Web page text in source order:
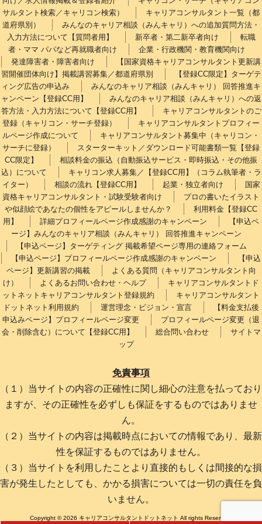
サルタント検索／キャリコン検索）
キャリアコンサルタント一覧（都
道府県別）
みんなのキャリア相談（みんキャリ）への追加質問方法・
入力方法について【質問者用】
新卒者・第二新卒者向け
転職
者・ママ パパなど再就職者向け
企業・行政機関・教育機関向け
発達障害者・障害者向け
【国家資格キャリアコンサルタント更新講
習開催団体向け】掲載講習募集／都道府県別
【登録CC限定】ターゲテ
ィング広告の申込み
みんなのキャリア相談（みんキャリ） 回答推進キ
ャンペーン【登録CC用】
みんなのキャリア相談（みんキャリ）への返
答方法・入力方法について【登録CC用】
キャリアコンサルタントのご
登録（キャリコン・サーチ登録）
キャリアコンサルタントプロフィー
ルページ作成について
キャリアコンサルタント募集中（キャリコン・
サーチに登録）
スターターキット／ダウンロード可能書類一覧【登録
CC限定】
相談料金の振込（自動振込サービス・即時振込・その他振
込）について
キャリコン求人募集／【登録CC用】（コラム執筆者・ラ
イター）
相談の流れ【登録CC用】 起業・独立者向け
国家
資格キャリアコンサルタント・試験受験者向け
プロの書いたイラスト
や似顔絵であなたの個性をアピールしませんか？
利用料金【登録CC
用】
詳細プロフィールページ作成感謝のキャンペーン
【申込ペ
ージ】みんなのキャリア相談（みんキャリ） 回答推進キャンペーン
【申込ページ】ターゲティング 掲載希望ページ専用の連絡フォーム
【申込ページ】プロフィールページ作成感謝のキャンペーン
【申込
ページ】更新講習の掲載
よくある質問（キャリアコンサルタント向
け）
よくあるお問い合わせ・ヘルプ
キャリアコンサルタントド
ットネットキャリアコンサルタント登録規約
キャリアコンサルタント
ドットネット利用規約
運営理念・ビジョン・宣言
【料金支払後
申込みページ】プロフィールページ変更
プロフィールページ変更（退
会・削除含む）について【登録CC用】
総合問い合わせ
サイトマ
ップ
免責事項
（１）当サイトの内容の正確性に関し細心の注意を払っており
ますが、その正確性を必ずしも保証をするものではありませ
ん。
（２）当サイトの内容は掲載時点においての情報であり、最新
性を保証するものではありません。
（３）当サイトを利用したことより直接的もしくは間接的な損
害が発生したとしても、かかる損害については一切の責任を負
いません。
Copyright © 2026 キャリアコンサルタントドットネット All rights Reserved.